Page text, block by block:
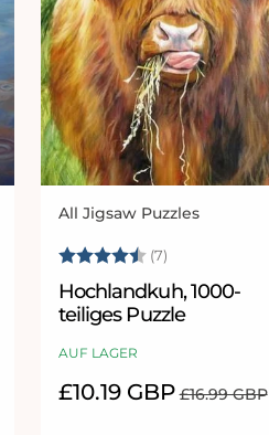
Anbieter:
All Jigsaw Puzzles
Bewertung:
(7)
Hochlandkuh, 1000-
teiliges Puzzle
AUF LAGER
Verkaufspreis
£10.19 GBP Normaler
£16.99 GBP